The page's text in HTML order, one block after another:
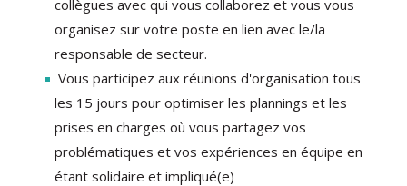
collègues avec qui vous collaborez et vous vous
organisez sur votre poste en lien avec le/la
responsable de secteur.
les 15 jours pour optimiser les plannings et les
prises en charges où vous partagez vos
problématiques et vos expériences en équipe en
étant solidaire et impliqué(e)